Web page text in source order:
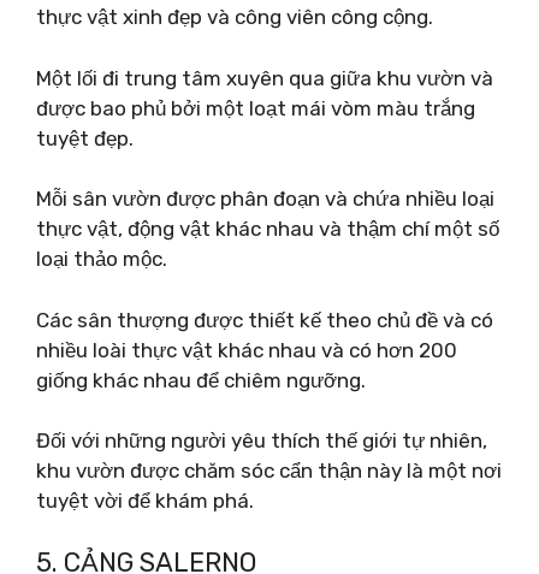
thực vật xinh đẹp và công viên công cộng.
Một lối đi trung tâm xuyên qua giữa khu vườn và
được bao phủ bởi một loạt mái vòm màu trắng
tuyệt đẹp.
Mỗi sân vườn được phân đoạn và chứa nhiều loại
thực vật, động vật khác nhau và thậm chí một số
loại thảo mộc.
Các sân thượng được thiết kế theo chủ đề và có
nhiều loài thực vật khác nhau và có hơn 200
giống khác nhau để chiêm ngưỡng.
Đối với những người yêu thích thế giới tự nhiên,
khu vườn được chăm sóc cẩn thận này là một nơi
tuyệt vời để khám phá.
5. CẢNG SALERNO